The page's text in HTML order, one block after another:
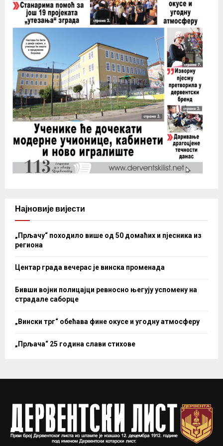
Најновије вијести
„Прљачу“ походило више од 50 домаћих и пјесника из
региона
Центар града вечерас је винска променада
Бивши војни полицајци ревносно његују успомену на
страдале саборце
„Вински трг“ обећава фине окусе и угодну атмосферу
„Прљача“ 25 година слави стихове